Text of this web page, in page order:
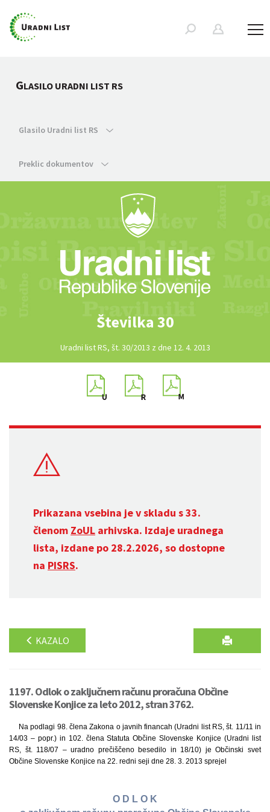
GLASILO URADNI LIST RS
Glasilo Uradni list RS
Preklic dokumentov
Številka 30
Uradni list RS, št. 30/2013 z dne 12. 4. 2013
Prikazana vsebina je v skladu s 33.
členom ZoUL arhivska. Izdaje uradnega
lista, izdane po 28.2.2026, so dostopne
na PISRS.
KAZALO
1197. Odlok o zaključnem računu proračuna Občine
Slovenske Konjice za leto 2012, stran 3762.
Na podlagi 98. člena Zakona o javnih financah (Uradni list RS, št. 11/11 in
14/03 – popr.) in 102. člena Statuta Občine Slovenske Konjice (Uradni list
RS, št. 118/07 – uradno prečiščeno besedilo in 18/10) je Občinski svet
Občine Slovenske Konjice na 22. redni seji dne 28. 3. 2013 sprejel
O D L O K